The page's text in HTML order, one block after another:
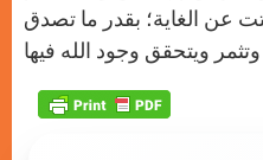
عن الغاية؛ بقدر ما تصدق